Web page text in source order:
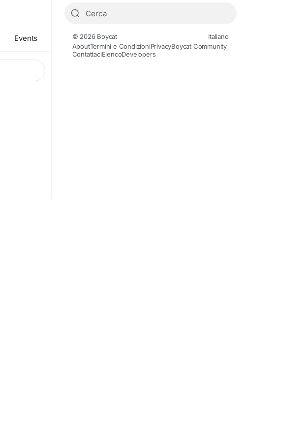
Events © 2026 Boycat
Italiano
AboutTermini e CondizioniPrivacyBoycat Community
ContattaciElencoDevelopers